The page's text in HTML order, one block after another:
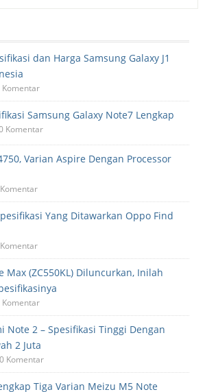
dan Harga Samsung Galaxy J1
Komentar
Samsung Galaxy Note7 Lengkap
Komentar
Varian Aspire Dengan Processor
Yang Ditawarkan Oppo Find
Max (ZC550KL) Diluncurkan, Inilah
Komentar
Note 2 – Spesifikasi Tinggi Dengan
2 Juta
Komentar
Tiga Varian Meizu M5 Note